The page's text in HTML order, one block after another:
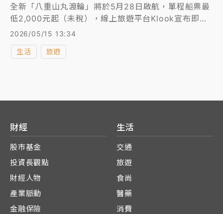
全新「八重山丸渡輪」將於5月28日啟航，單程船票最
低2,000元起（未稅），線上旅遊平台Klook宣布即日
起正式開賣。迎接航線開通，Klook推出石垣島租車7
折起優惠及基隆港來回專車接駁，精選石垣島5大必訪
行程一次看！
2026/05/15 13:34
生活 旅遊
財經
股市基金
投資長觀點
財經人物
產業脈動
金融保險
生活
交通
旅遊
食尚
醫藥
消費